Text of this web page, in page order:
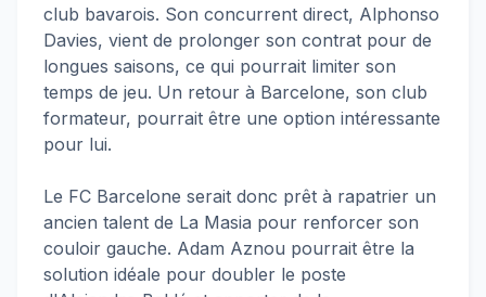
club bavarois. Son concurrent direct, Alphonso
Davies, vient de prolonger son contrat pour de
longues saisons, ce qui pourrait limiter son
temps de jeu. Un retour à Barcelone, son club
formateur, pourrait être une option intéressante
pour lui.
Le FC Barcelone serait donc prêt à rapatrier un
ancien talent de La Masia pour renforcer son
couloir gauche. Adam Aznou pourrait être la
solution idéale pour doubler le poste